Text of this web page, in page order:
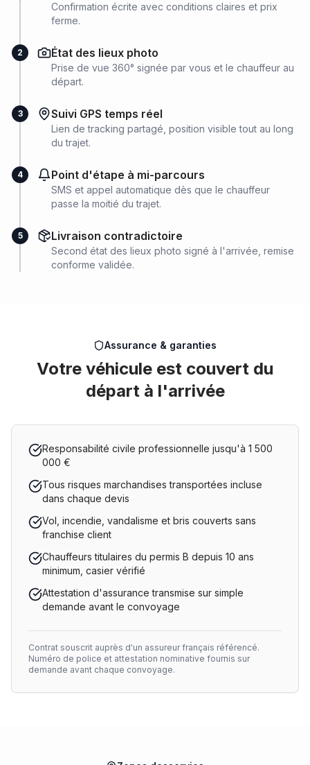
Confirmation écrite avec conditions claires et prix
ferme.
2 État des lieux photo
Prise de vue 360° signée par vous et le chauffeur au
départ.
3 Suivi GPS temps réel
Lien de tracking partagé, position visible tout au long
du trajet.
4 Point d'étape à mi-parcours
SMS et appel automatique dès que le chauffeur
passe la moitié du trajet.
5 Livraison contradictoire
Second état des lieux photo signé à l'arrivée, remise
conforme validée.
Assurance & garanties
Votre véhicule est couvert du
départ à l'arrivée
Responsabilité civile professionnelle jusqu'à 1 500
000 €
Tous risques marchandises transportées incluse
dans chaque devis
Vol, incendie, vandalisme et bris couverts sans
franchise client
Chauffeurs titulaires du permis B depuis 10 ans
minimum, casier vérifié
Attestation d'assurance transmise sur simple
demande avant le convoyage
Contrat souscrit auprès d'un assureur français référencé.
Numéro de police et attestation nominative fournis sur
demande avant chaque convoyage.